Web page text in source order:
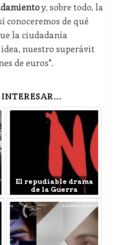
y, sobre todo, la
conoceremos de qué
la ciudadanía
nuestro superávit
de euros".
El repudiable drama
de la Guerra